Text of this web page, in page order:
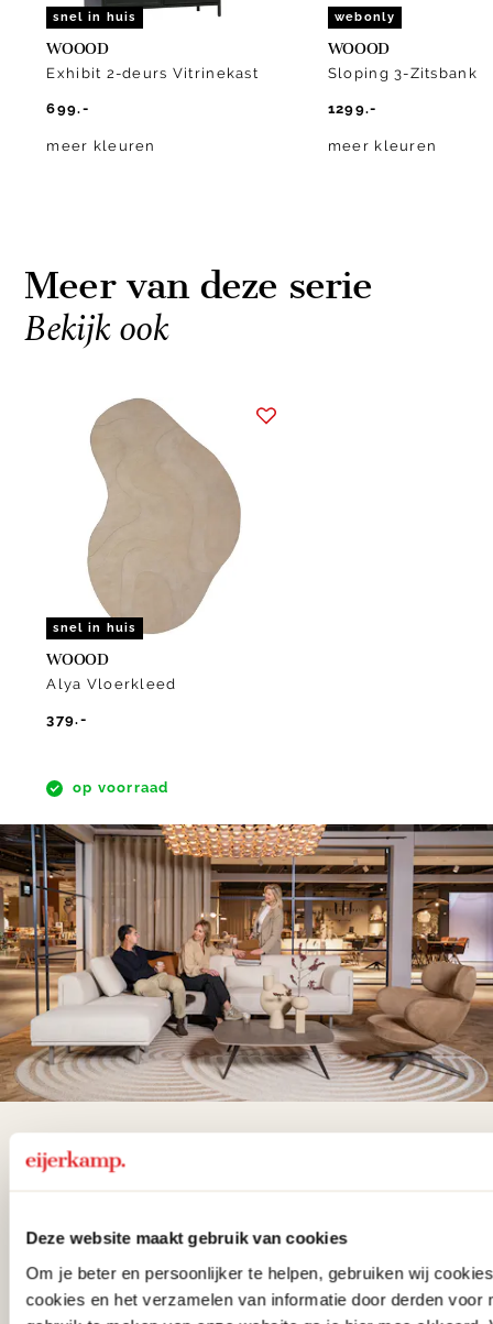
Deze website maakt gebruik van cookies
Om je beter en persoonlijker te helpen, gebruiken wij
cookies en het verzamelen van informatie door derden voor
snel in huis
WOOOD
Exhibit 2-deurs Vitrinekast
699.-
meer kleuren
webonly
WOOOD
Sloping 3-Zitsbank
1299.-
meer kleuren
Meer van deze serie
Bekijk ook
snel in huis
WOOOD
Alya Vloerkleed
379.-
op voorraad
De woonwinkel
'Weer verliefd op je huis' niet? We